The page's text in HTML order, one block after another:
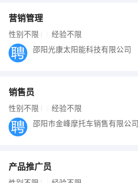
营销管理
性别不限 经验不限
邵阳光康太阳能科技有限公司
销售员
性别不限 经验不限
邵阳市金峰摩托车销售有限公司
产品推广员